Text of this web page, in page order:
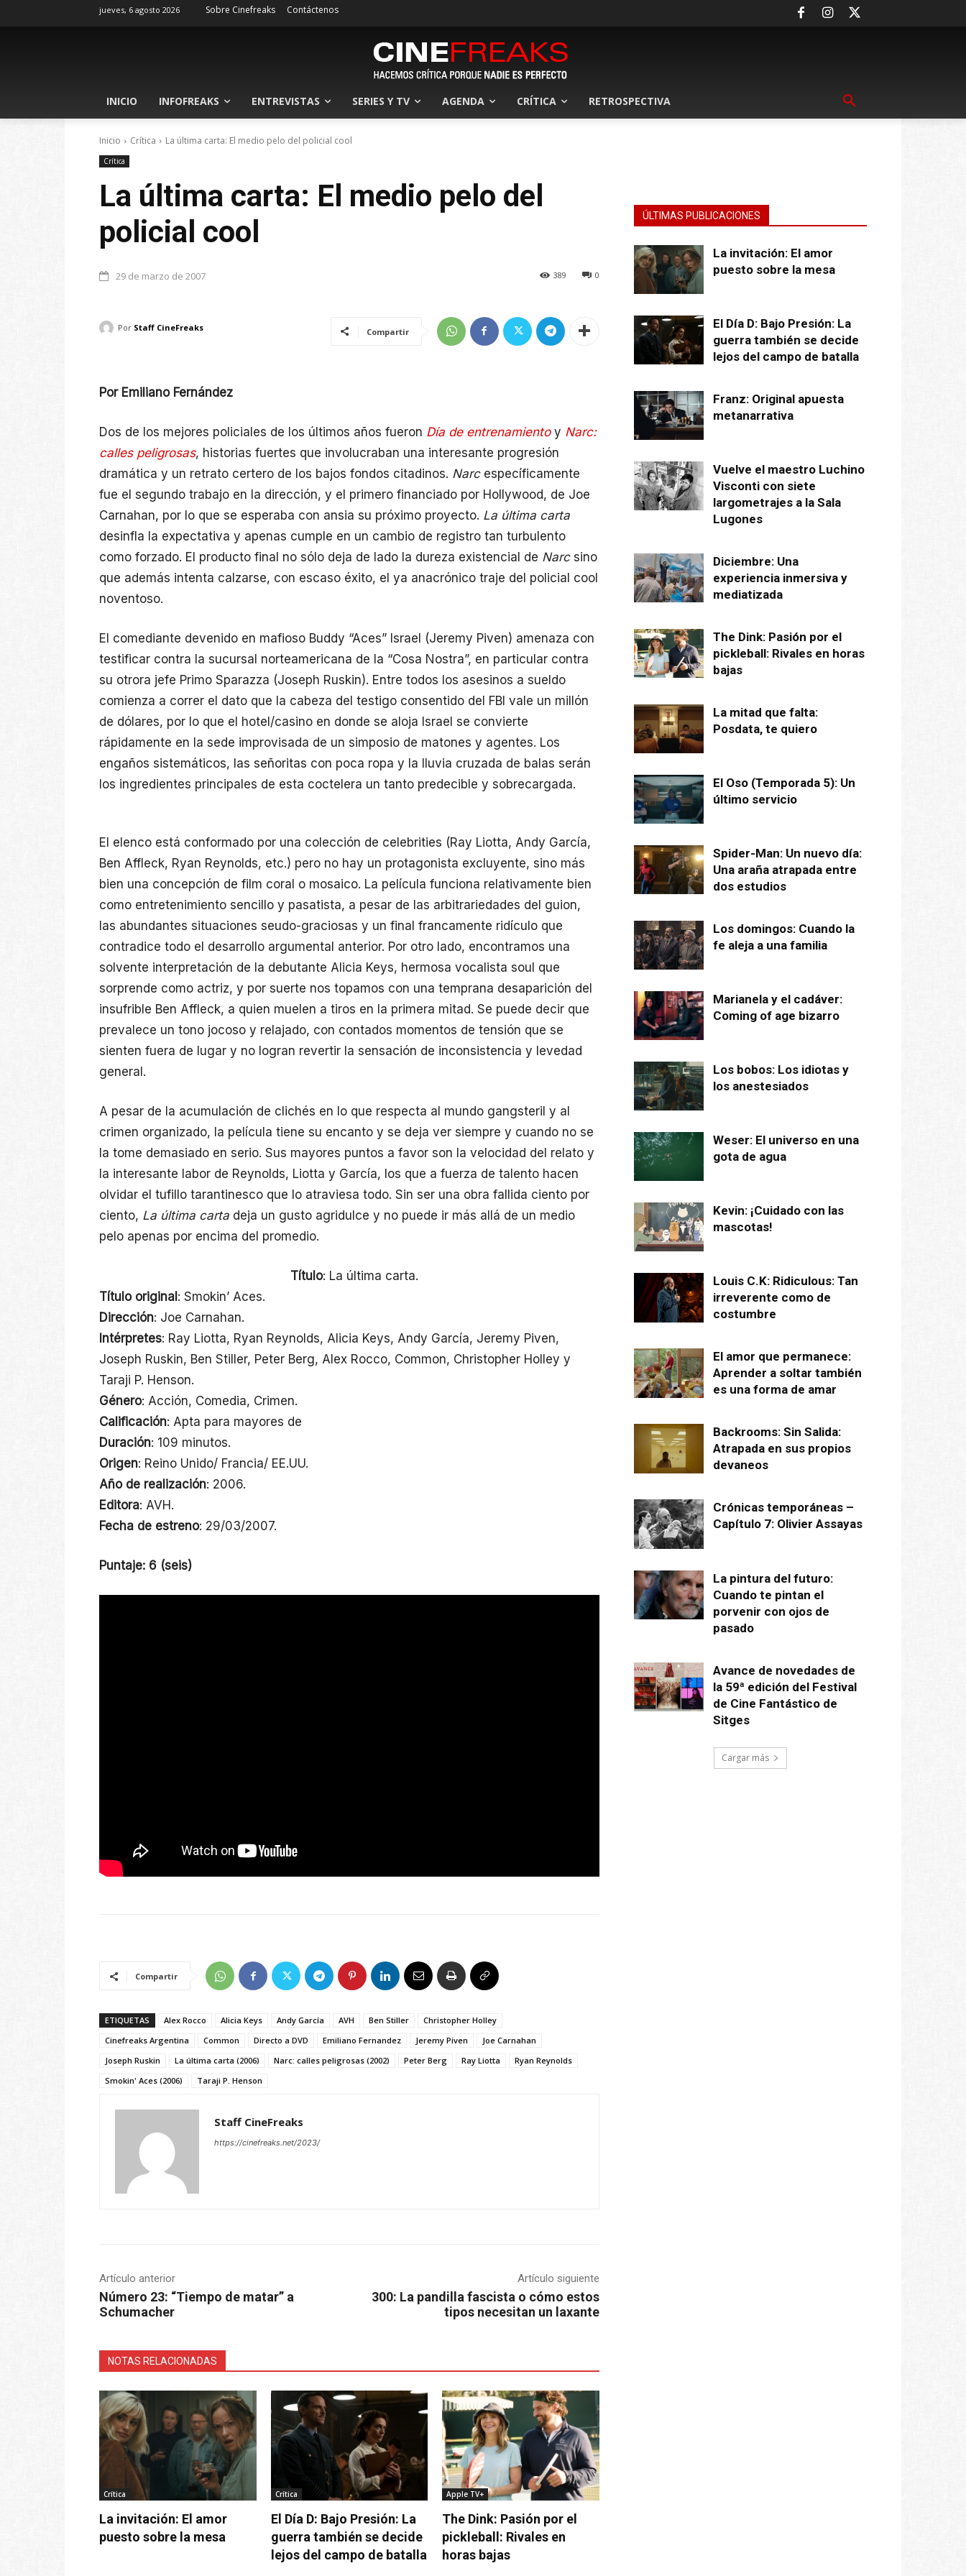
jueves, 6 agosto 2026 Sobre Cinefreaks Contáctenos
INICIO INFOFREAKS ENTREVISTAS SERIES Y TV AGENDA CRÍTICA RETROSPECTIVA
Inicio Crítica La última carta: El medio pelo del policial cool
Crítica
La última carta: El medio pelo del
policial cool
29 de marzo de 2007 0
389
Por Staff CineFreaks Compartir
Por Emiliano Fernández
Dos de los mejores policiales de los últimos años fueron Día de entrenamientoy Narc:
calles peligrosas, historias fuertes que involucraban una interesante progresión
dramática y un retrato certero de los bajos fondos citadinos. Narcespecíficamente
fue el segundo trabajo en la dirección, y el primero financiado por Hollywood, de Joe
Carnahan, por lo que se esperaba con ansia su próximo proyecto. La última carta
desinfla la expectativa y apenas cumple en un cambio de registro tan turbulento
como forzado. El producto final no sólo deja de lado la dureza existencial de Narcsino
que además intenta calzarse, con escaso éxito, el ya anacrónico traje del policial cool
noventoso.
El comediante devenido en mafioso Buddy “Aces” Israel (Jeremy Piven) amenaza con
testificar contra la sucursal norteamericana de la “Cosa Nostra”, en particular contra
su otrora jefe Primo Sparazza (Joseph Ruskin). Entre todos los asesinos a sueldo
comienza a correr el dato que la cabeza del testigo consentido del FBI vale un millón
de dólares, por lo que el hotel/casino en donde se aloja Israel se convierte
rápidamente en la sede improvisada de un simposio de matones y agentes. Los
engaños sistemáticos, las señoritas con poca ropa y la lluvia cruzada de balas serán
los ingredientes principales de esta coctelera un tanto predecible y sobrecargada.
El elenco está conformado por una colección de celebrities (Ray Liotta, Andy García,
Ben Affleck, Ryan Reynolds, etc.) pero no hay un protagonista excluyente, sino más
bien una concepción de film coral o mosaico. La película funciona relativamente bien
como entretenimiento sencillo y pasatista, a pesar de las arbitrariedades del guion,
las abundantes situaciones seudo-graciosas y un final francamente ridículo que
contradice todo el desarrollo argumental anterior. Por otro lado, encontramos una
solvente interpretación de la debutante Alicia Keys, hermosa vocalista soul que
sorprende como actriz, y por suerte nos topamos con una temprana desaparición del
insufrible Ben Affleck, a quien muelen a tiros en la primera mitad. Se puede decir que
prevalece un tono jocoso y relajado, con contados momentos de tensión que se
sienten fuera de lugar y no logran revertir la sensación de inconsistencia y levedad
general.
A pesar de la acumulación de clichés en lo que respecta al mundo gangsteril y al
crimen organizado, la película tiene su encanto y se deja ver siempre y cuando no se
la tome demasiado en serio. Sus mayores puntos a favor son la velocidad del relato y
la interesante labor de Reynolds, Liotta y García, los que a fuerza de talento hacen
olvidar el tufillo tarantinesco que lo atraviesa todo. Sin ser una obra fallida ciento por
ciento, La última carta deja un gusto agridulce y no puede ir más allá de un medio
pelo apenas por encima del promedio.
Título: La última carta.
Título original: Smokin’ Aces.
Dirección: Joe Carnahan.
Intérpretes: Ray Liotta, Ryan Reynolds, Alicia Keys, Andy García, Jeremy Piven,
Joseph Ruskin, Ben Stiller, Peter Berg, Alex Rocco, Common, Christopher Holley y
Taraji P. Henson.
Género: Acción, Comedia, Crimen.
Calificación: Apta para mayores de
Duración: 109 minutos.
Origen: Reino Unido/ Francia/ EE.UU.
Año de realización: 2006.
Editora: AVH.
Fecha de estreno: 29/03/2007.
Puntaje: 6 (seis)
Compartir
ETIQUETAS Alex Rocco Alicia Keys Andy García AVH Ben Stiller
Christopher Holley
Cinefreaks Argentina
Common Directo a DVD Emiliano Fernandez Jeremy Piven
Joe Carnahan
Joseph Ruskin
La última carta (2006) Narc: calles peligrosas (2002) Peter Berg Ray Liotta
Ryan Reynolds
Smokin' Aces (2006)
Taraji P. Henson
Staff CineFreaks
https://cinefreaks.net/2023/
Artículo anterior
Número 23: “Tiempo de matar” a
Schumacher
Artículo siguiente
300: La pandilla fascista o cómo estos
tipos necesitan un laxante
NOTAS RELACIONADAS
Crítica
La invitación: El amor
puesto sobre la mesa
Crítica
El Día D: Bajo Presión: La
guerra también se decide
lejos del campo de batalla
Apple TV+
The Dink: Pasión por el
pickleball: Rivales en
horas bajas
ÚLTIMAS PUBLICACIONES
La invitación: El amor
puesto sobre la mesa
El Día D: Bajo Presión: La
guerra también se decide
lejos del campo de batalla
Franz: Original apuesta
metanarrativa
Vuelve el maestro Luchino
Visconti con siete
largometrajes a la Sala
Lugones
Diciembre: Una
experiencia inmersiva y
mediatizada
The Dink: Pasión por el
pickleball: Rivales en horas
bajas
La mitad que falta:
Posdata, te quiero
El Oso (Temporada 5): Un
último servicio
Spider-Man: Un nuevo día:
Una araña atrapada entre
dos estudios
Los domingos: Cuando la
fe aleja a una familia
Marianela y el cadáver:
Coming of age bizarro
Los bobos: Los idiotas y
los anestesiados
Weser: El universo en una
gota de agua
Kevin: ¡Cuidado con las
mascotas!
Louis C.K: Ridiculous: Tan
irreverente como de
costumbre
El amor que permanece:
Aprender a soltar también
es una forma de amar
Backrooms: Sin Salida:
Atrapada en sus propios
devaneos
Crónicas temporáneas –
Capítulo 7: Olivier Assayas
La pintura del futuro:
Cuando te pintan el
porvenir con ojos de
pasado
Avance de novedades de
la 59ª edición del Festival
de Cine Fantástico de
Sitges
Cargar más